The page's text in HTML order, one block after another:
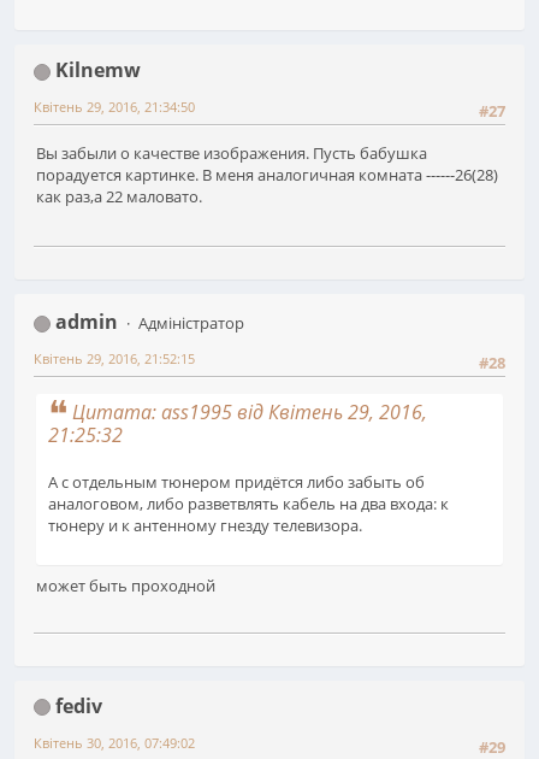
Kilnemw
#27
Квітень 29, 2016, 21:34:50
Вы забыли о качестве изображения. Пусть бабушка
порадуется картинке. В меня аналогичная комната ------26(28)
как раз,а 22 маловато.
admin
Адміністратор
#28
Квітень 29, 2016, 21:52:15
Цитата: ass1995 від Квітень 29, 2016,
21:25:32
А с отдельным тюнером придётся либо забыть об
аналоговом, либо разветвлять кабель на два входа: к
тюнеру и к антенному гнезду телевизора.
может быть проходной
fediv
#29
Квітень 30, 2016, 07:49:02